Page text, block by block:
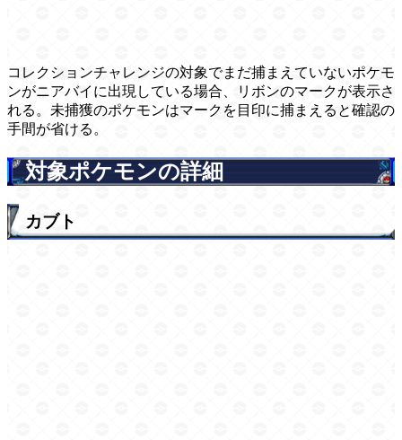
コレクションチャレンジの対象でまだ捕まえていないポケモ
ンがニアバイに出現している場合、リボンのマークが表示さ
れる。未捕獲のポケモンはマークを目印に捕まえると確認の
手間が省ける。
対象ポケモンの詳細
カブト